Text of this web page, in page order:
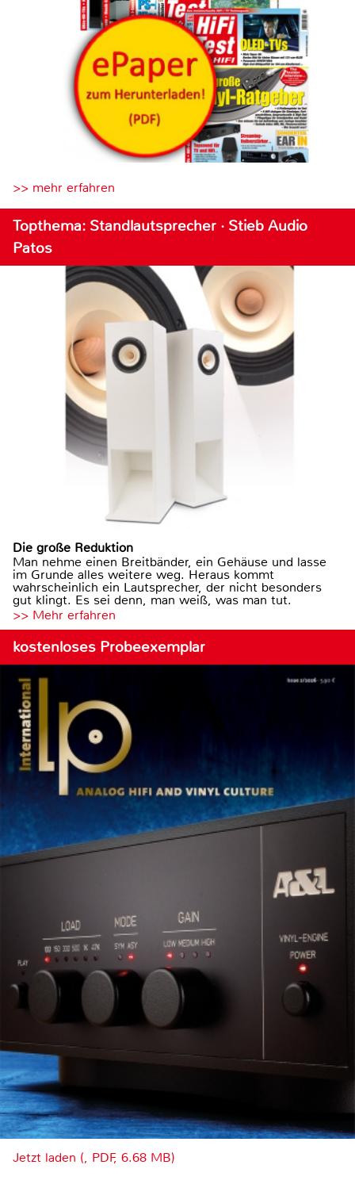
>> mehr erfahren
Topthema: Standlautsprecher · Stieb Audio
Patos
Die große Reduktion
Man nehme einen Breitbänder, ein Gehäuse und lasse
im Grunde alles weitere weg. Heraus kommt
wahrscheinlich ein Lautsprecher, der nicht besonders
gut klingt. Es sei denn, man weiß, was man tut.
>> Mehr erfahren
kostenloses Probeexemplar
Jetzt laden (, PDF, 6.68 MB)